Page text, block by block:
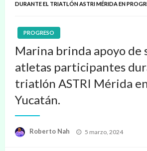
DURANTE EL TRIATLÓN ASTRI MÉRIDA EN
PROGRESO
Marina brinda apoyo de
atletas participantes
triatlón ASTRI Mérida
Yucatán.
Roberto Nah
Publicado
5 marzo, 2024